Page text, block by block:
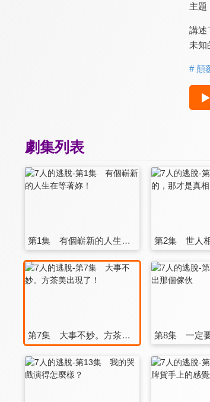
主題
講述
未知
# 顛
劇集列表
第1集 有個嶄新的人生在等著妳！
第7集 大事不妙。方茶美出現了！